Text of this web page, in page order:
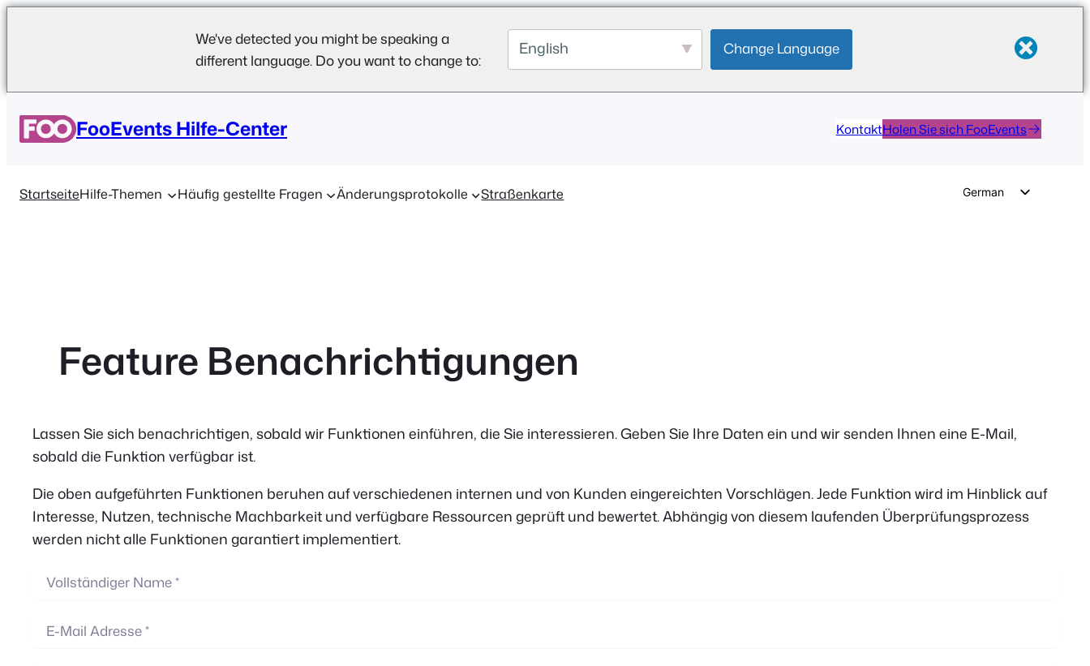
We've detected you might be speaking a
different language. Do you want to change to:
English Change Language
Inhalt
springen
FooEvents Hilfe-Center KontaktHolen Sie sich FooEvents
StartseiteHilfe-Themen Häufig gestellte Fragen Änderungsprotokolle Straßenkarte
German
Greek
Feature Benachrichtigungen
Lassen Sie sich benachrichtigen, sobald wir Funktionen einführen, die Sie interessieren. Geben Sie Ihre Daten ein und wir senden Ihnen eine E-Mail,
sobald die Funktion verfügbar ist.
Die oben aufgeführten Funktionen beruhen auf verschiedenen internen und von Kunden eingereichten Vorschlägen. Jede Funktion wird im Hinblick auf
Interesse, Nutzen, technische Machbarkeit und verfügbare Ressourcen geprüft und bewertet. Abhängig von diesem laufenden Überprüfungsprozess
werden nicht alle Funktionen garantiert implementiert.